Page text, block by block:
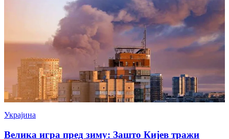
Украјина
Велика игра пред зиму: Зашто Кијев тражи